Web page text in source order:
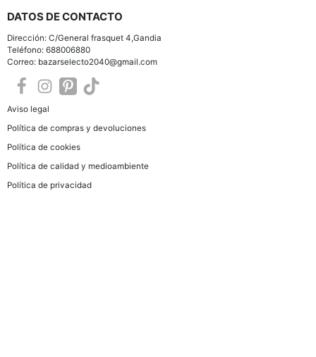
DATOS DE CONTACTO
Dirección: C/General frasquet 4,Gandia
Teléfono: 688006880
Correo: bazarselecto2040@gmail.com
Aviso legal
Política de compras y devoluciones
Política de cookies
Política de calidad y medioambiente
Política de privacidad